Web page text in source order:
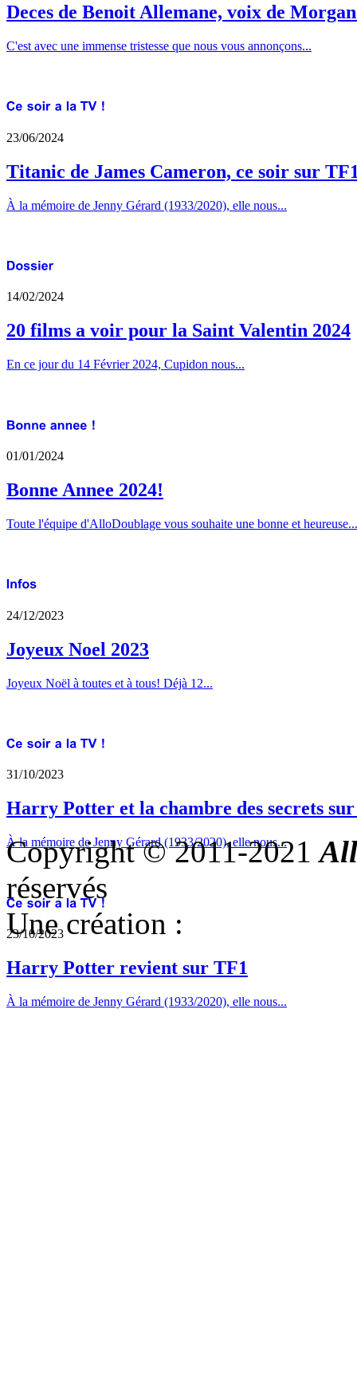
Deces de Benoit Allemane, voix de
C'est avec une immense tristesse que nous vous annonçons...
23/06/2024
Titanic de James Cameron, ce soir sur
À la mémoire de Jenny Gérard (1933/2020), elle nous...
14/02/2024
20 films a voir pour la Saint Valentin 2024
En ce jour du 14 Février 2024, Cupidon nous...
01/01/2024
Bonne Annee 2024!
Toute l'équipe d'AlloDoublage vous souhaite une bonne et heureuse...
24/12/2023
Joyeux Noel 2023
Joyeux Noël à toutes et à tous! Déjà 12...
31/10/2023
Harry Potter et la chambre des secrets
À la mémoire de Jenny Gérard (1933/2020), elle nous...
23/10/2023
Harry Potter revient sur TF1
À la mémoire de Jenny Gérard (1933/2020), elle nous...
Copyright © 2011-2021
réservés
Une création :